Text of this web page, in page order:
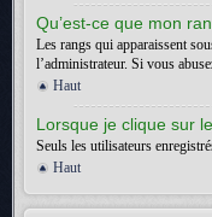
Qu’est-ce que mon
Les rangs qui apparaissent
l’administrateur. Si vous
Haut
Lorsque je clique sur
Seuls les utilisateurs
Haut